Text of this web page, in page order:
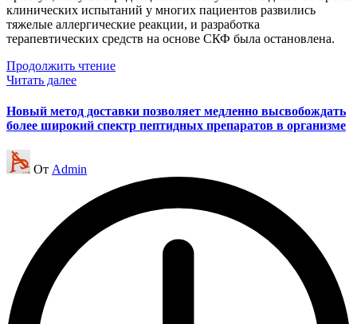
клинических испытаний у многих пациентов развились
тяжелые аллергические реакции, и разработка
терапевтических средств на основе СКФ была остановлена.
Продолжить чтение
Читать далее
Новый метод доставки позволяет медленно высвобождать
более широкий спектр пептидных препаратов в организме
Запись
от
От Admin